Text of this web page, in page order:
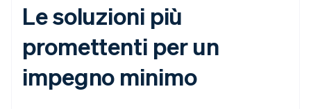
Le soluzioni più
promettenti per un
impegno minimo